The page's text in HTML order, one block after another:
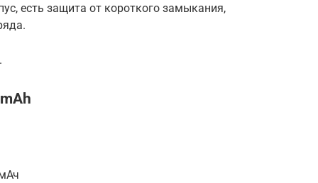
есть защита от короткого замыкания,